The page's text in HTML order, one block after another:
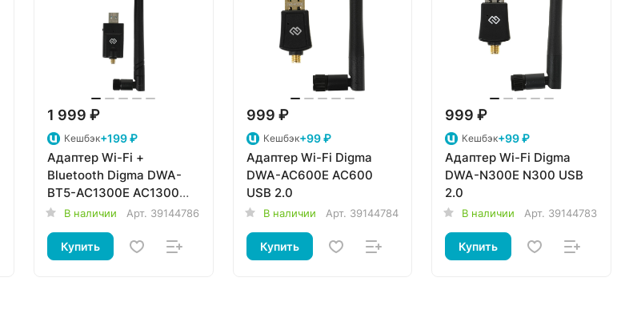
1 999 ₽
Кешбэк+199 ₽
Адаптер Wi-Fi +
Bluetooth Digma DWA-
BT5-AC1300E AC1300
USB 3.0
В наличии Арт. 39144786
Купить
999 ₽
Кешбэк+99 ₽
Адаптер Wi-Fi Digma
DWA-AC600E AC600
USB 2.0
В наличии Арт. 39144784
Купить
999 ₽
Кешбэк+99 ₽
Адаптер Wi-Fi Digma
DWA-N300E N300 USB
2.0
В наличии Арт. 39144783
Купить